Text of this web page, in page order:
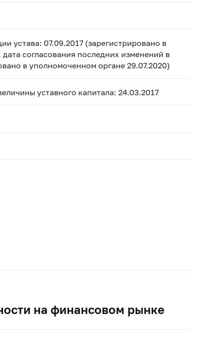
устава: 07.09.2017 (зарегистрировано в
согласования последних изменений в
в уполномоченном органе 29.07.2020)
уставного капитала: 24.03.2017
на финансовом рынке